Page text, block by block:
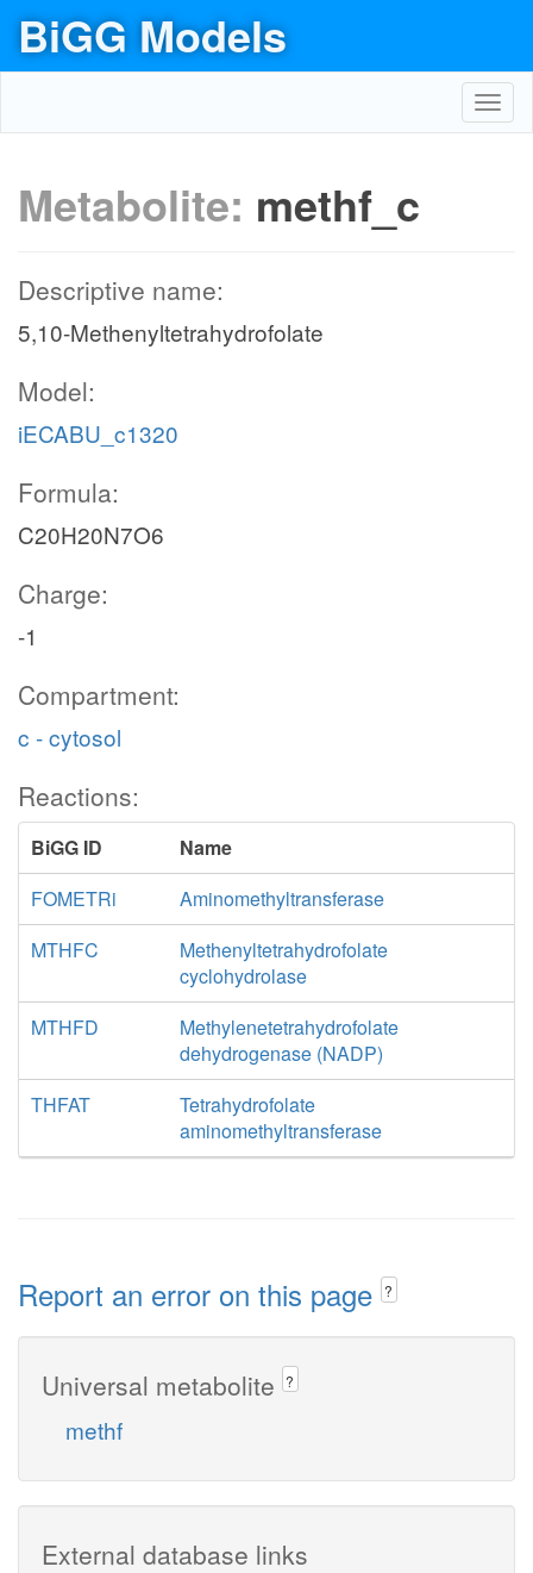
BiGG Models
Metabolite: methf_c
Descriptive name:
5,10-Methenyltetrahydrofolate
Model:
iECABU_c1320
Formula:
C20H20N7O6
Charge:
-1
Compartment:
c - cytosol
Reactions:
BiGG ID
Name
FOMETRi
Aminomethyltransferase
MTHFC
Methenyltetrahydrofolate
cyclohydrolase
MTHFD
Methylenetetrahydrofolate
dehydrogenase (NADP)
THFAT
Tetrahydrofolate
aminomethyltransferase
Report an error on this page ?
Universal metabolite ?
methf
External database links